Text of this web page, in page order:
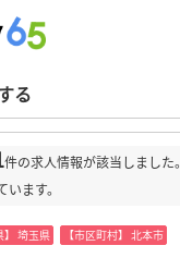
る
件の求人情報が該当しました。
ます。
】 埼玉県 【市区町村】 北本市